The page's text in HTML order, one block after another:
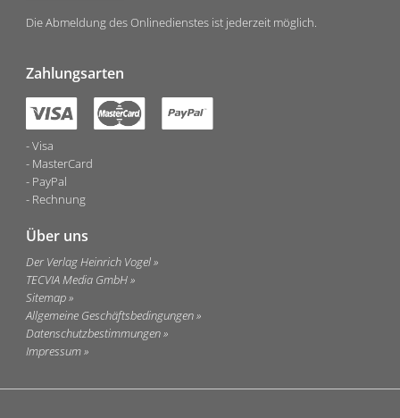
Die Abmeldung des Onlinedienstes ist jederzeit möglich.
Zahlungsarten
Visa
MasterCard
PayPal
Rechnung
Über uns
Der Verlag Heinrich Vogel
TECVIA Media GmbH
Sitemap
Allgemeine Geschäftsbedingungen
Datenschutzbestimmungen
Impressum